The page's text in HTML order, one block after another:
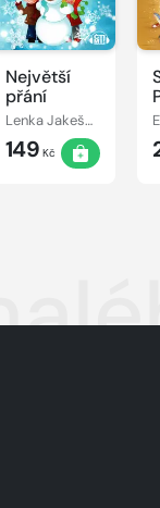
Největší
přání
Lenka Jakešová
149 Kč
TMAVÝ REŽIM